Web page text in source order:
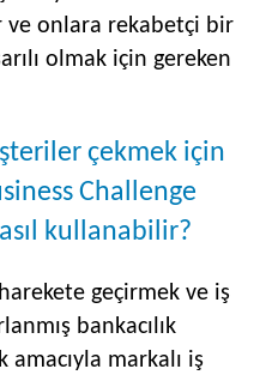
ve onlara rekabetçi bir
olmak için gereken
çekmek için
Challenge
kullanabilir?
geçirmek ve iş
bankacılık
markalı iş